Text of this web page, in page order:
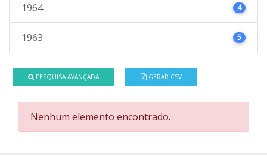
1964 4
1963 5
PESQUISA AVANÇADA GERAR CSV
Nenhum elemento encontrado.